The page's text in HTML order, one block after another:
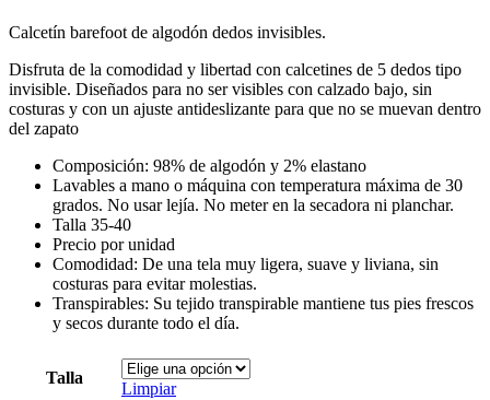
Calcetín barefoot de algodón dedos invisibles.
Disfruta de la comodidad y libertad con calcetines de 5 dedos tipo
invisible. Diseñados para no ser visibles con calzado bajo, sin
costuras y con un ajuste antideslizante para que no se muevan dentro
del zapato
Composición: 98% de algodón y 2% elastano
Lavables a mano o máquina con temperatura máxima de 30
grados. No usar lejía. No meter en la secadora ni planchar.
Talla 35-40
Precio por unidad
Comodidad: De una tela muy ligera, suave y liviana, sin
costuras para evitar molestias.
Transpirables: Su tejido transpirable mantiene tus pies frescos
y secos durante todo el día.
Talla
Limpiar